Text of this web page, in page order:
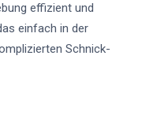
effizient und
einfach in der
Schnick-